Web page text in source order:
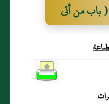
باب من أتى
فجلس
)